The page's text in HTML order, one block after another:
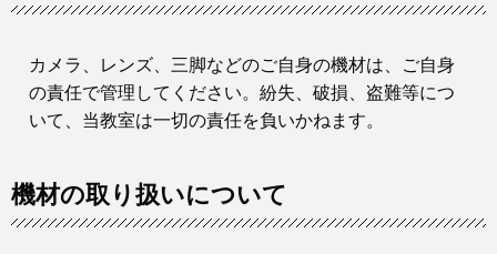
カメラ、レンズ、三脚などのご自身の機材は、ご自身
の責任で管理してください。紛失、破損、盗難等につ
いて、当教室は一切の責任を負いかねます。
機材の取り扱いについて